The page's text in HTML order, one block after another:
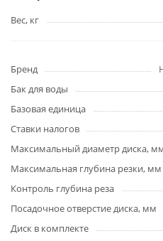
Вес, кг
Бренд
Бак для воды
Базовая единица
Ставки налогов
Максимальный диаметр диска,
Максимальная глубина резки, мм
Контроль глубина реза
Посадочное отверстие диска, мм
Диск в комплекте